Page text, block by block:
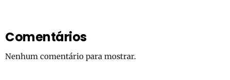
Comentários
Nenhum comentário para mostrar.